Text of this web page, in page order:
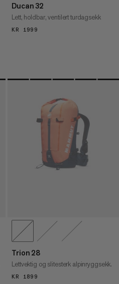
Ducan 32
Lett, holdbar, ventilert turdagsekk
KR 1999
Trion 28
Lettvektig og slitesterk alpinryggsekk.
KR 1899